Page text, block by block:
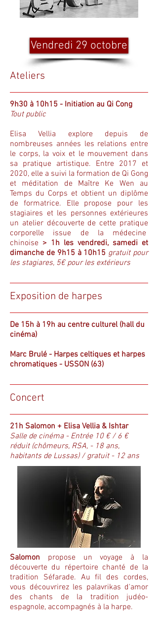
Vendredi 29 octobre
Ateliers
9h30 à 10h15 - Initiation au Qi Cong
Tout public
Elisa Vellia explore depuis de
nombreuses années les relations entre
le corps, la voix et le mouvement dans
sa pratique artistique. Entre 2017 et
2020, elle a suivi la formation de Qi Gong
et méditation de Maître Ke Wen au
Temps du Corps et obtient un diplôme
de formatrice. Elle propose pour les
stagiaires et les personnes extérieures
un atelier découverte de cette pratique
corporelle issue de la médecine
chinoise > 1h les vendredi, samedi et
dimanche de 9h15 à 10h15 gratuit pour
les stagiares, 5€ pour les extérieurs
Exposition de harpes
De 15h à 19h au centre culturel (hall du
cinéma)
Marc Brulé - Harpes celtiques et harpes
chromatiques - USSON (63)
Concert
21h Salomon + Elisa Vellia & Ishtar
Salle de cinéma - Entrée 10 € / 6 €
réduit (chômeurs, RSA, - 18 ans,
habitants de Lussas) / gratuit - 12 ans
Salomon propose un voyage à la
découverte du répertoire chanté de la
tradition Séfarade. Au fil des cordes,
vous découvrirez les palavrikas d'amor
des chants de la tradition judéo-
espagnole, accompagnés à la harpe.